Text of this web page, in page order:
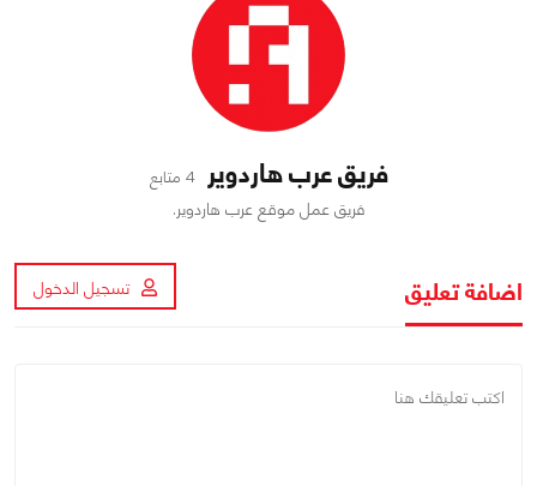
فريق عرب هاردوير 4 متابع
فريق عمل موقع عرب هاردوير.
اضافة تعليق تسجيل الدخول